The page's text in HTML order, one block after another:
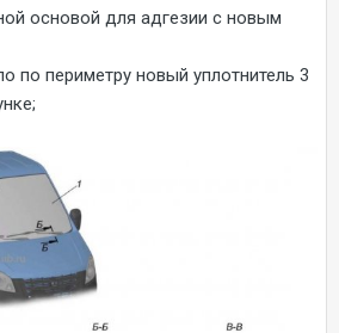
основой для адгезии с новым
по периметру новый уплотнитель 3